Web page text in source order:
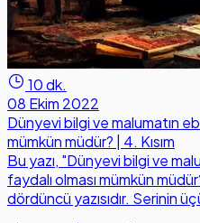
10 dk.
08 Ekim 2022
Dünyevi bilgi ve malumatın
mümkün müdür? | 4. Kısım
Bu yazı, "Dünyevi bilgi ve
faydalı olması mümkün
dördüncü yazısıdır. Serinin